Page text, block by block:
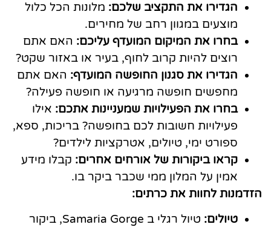
הגדירו את התקציב שלכם: מלונות הכל כלול
מוצעים במגוון רחב של מחירים.
בחרו את המיקום המועדף עליכם: האם אתם
רוצים להיות קרוב לחוף, בעיר או באזור שקט?
הגדירו את סגנון החופשה המועדף: האם אתם
מחפשים חופשה מרגיעה או חופשה פעילה?
בחרו את הפעילויות שמעניינות אתכם: אילו
פעילויות חשובות לכם בחופשה? בריכות, ספא,
ספורט ימי, טיולים, אטרקציות לילדים?
קראו ביקורות של אורחים אחרים: קבלו מידע
אמין על המלון ממי שכבר ביקר בו.
הזדמנות לחוות את כרתים:
טיולים:
טיול רגלי ב Samaria Gorge, ביקור